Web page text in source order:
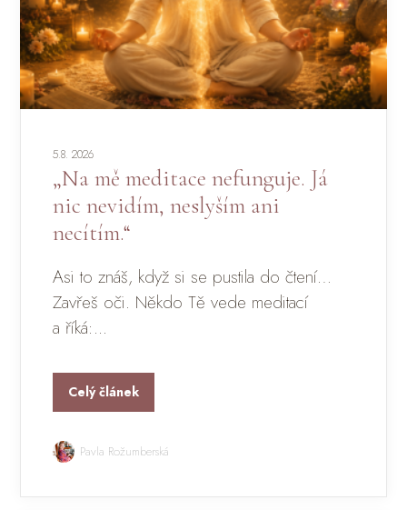
5.8. 2026
„Na mě meditace nefunguje. Já
nic nevidím, neslyším ani
necítím.“
Asi to znáš, když si se pustila do čtení…
Zavřeš oči. Někdo Tě vede meditací
a říká:...
Celý článek
Pavla Rožumberská